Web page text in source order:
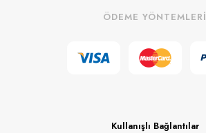
ÖDEME YÖNTEMLERİ
Kullanışlı Bağlantılar